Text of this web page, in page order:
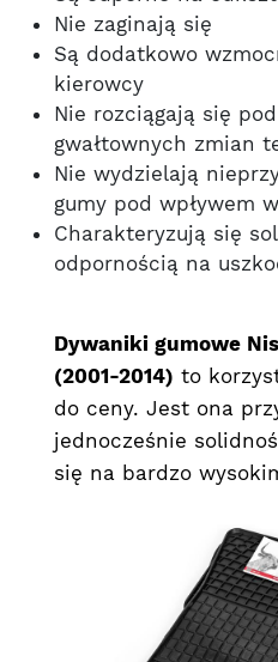
Nie zaginają się
Są dodatkowo
kierowcy
Nie rozciągają się
gwałtownych zmian
Nie wydzielają
gumy pod wpływem
Charakteryzują się
odpornością na
Dywaniki gumowe
(2001-2014) to
do ceny. Jest ona
jednocześnie
się na bardzo